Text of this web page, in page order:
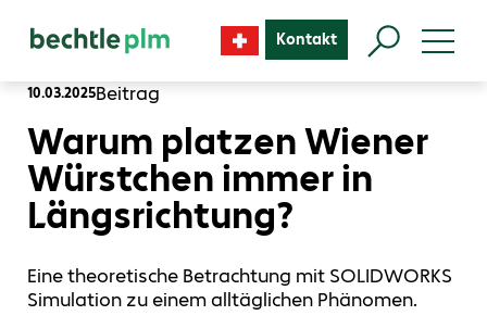
Kontakt
10.03.2025Beitrag
Warum platzen Wiener
Würstchen immer in
Längsrichtung?
Eine theoretische Betrachtung mit SOLIDWORKS
Simulation zu einem alltäglichen Phänomen.